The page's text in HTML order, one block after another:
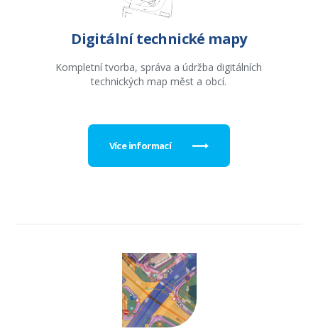
Digitální technické mapy
Kompletní tvorba, správa a údržba digitálních
technických map měst a obcí.
Více informací